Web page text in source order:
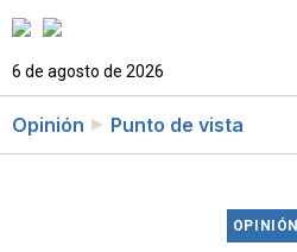
6 de agosto de 2026
Opinión Punto de vista
OPINIÓN